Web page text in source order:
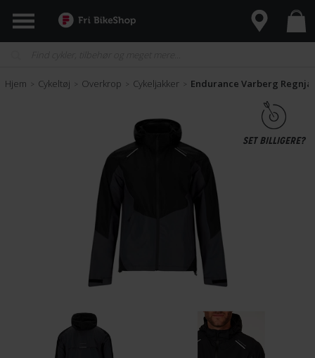
Hjem > Cykeltøj > Overkrop > Cykeljakker > Endurance Varberg
SET BILLIGERE?